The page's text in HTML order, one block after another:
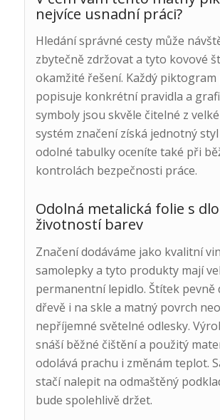
nejvíce usnadní práci?
Hledání správné cesty může
zbytečně zdržovat a tyto kovové
okamžité řešení. Každý piktogram
popisuje konkrétní pravidla a
symboly jsou skvěle čitelné z
systém značení získá jednotný
odolné tabulky oceníte také při
kontrolách bezpečnosti práce.
Odolná metalická folie s
životností barev
Značení dodáváme jako kvalitní
samolepky a tyto produkty mají
permanentní lepidlo. Štítek pevně
dřevě i na skle a matný povrch
nepříjemné světelné odlesky.
snáší běžné čištění a použitý
odolává prachu i změnám teplot.
stačí nalepit na odmaštěný
bude spolehlivě držet.